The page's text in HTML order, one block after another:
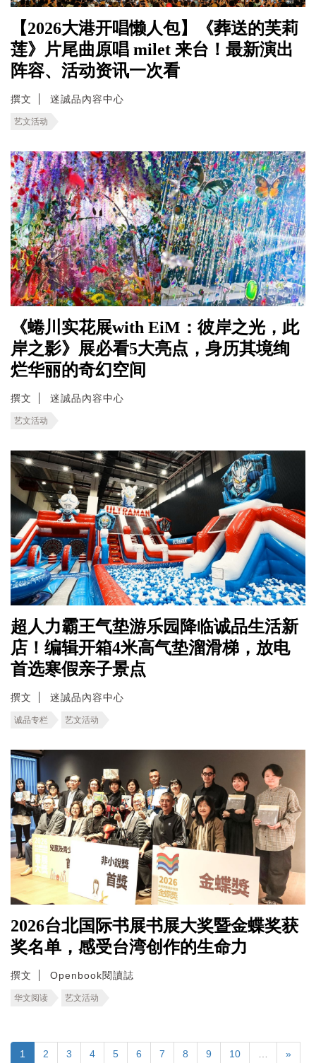
【2026大港开唱懒人包】《葬送的芙莉
莲》片尾曲原唱 milet 来台！最新演出
阵容、活动资讯一次看
撰文 迷誠品內容中心
艺文活动
《蜷川实花展with EiM：彼岸之光，此
岸之影》展必看5大亮点，身历其境绚
烂华丽的奇幻空间
撰文 迷誠品內容中心
艺文活动
超人力霸王气垫游乐园降临诚品生活新
店！编辑开箱4米高气垫溜滑梯，放电
首选寒假亲子景点
撰文 迷誠品內容中心
诚品专栏 艺文活动
2026台北国际书展书展大奖暨金蝶奖获
奖名单，感受台湾创作的生命力
撰文 Openbook閱讀誌
华文阅读 艺文活动
1 2 3 4 5 6 7 8 9 10 »